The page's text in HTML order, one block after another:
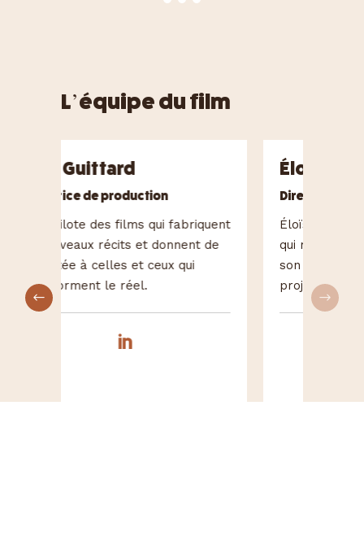
L’équipe du film
Éloïse Pouget
Direction artistique
Éloïse façonne des univers visuels
qui racontent des histoires et met
son regard créatif au service de
projets porteurs de sens.